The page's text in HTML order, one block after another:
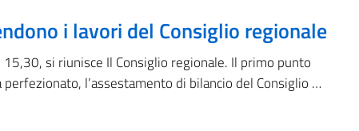
i lavori del Consiglio regionale
si riunisce Il Consiglio regionale. Il primo punto
l’assestamento di bilancio del Consiglio …